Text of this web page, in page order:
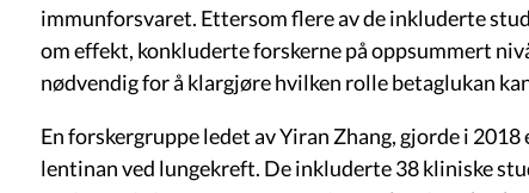
immunforsvaret. Ettersom flere av de inkluderte
om effekt, konkluderte forskerne på oppsummert
nødvendig for å klargjøre hvilken rolle betaglukan
En forskergruppe ledet av Yiran Zhang, gjorde i
lentinan ved lungekreft. De inkluderte 38 kliniske